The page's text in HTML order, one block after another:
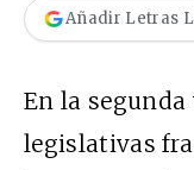
Añadir Letras
En la segunda
legislativas